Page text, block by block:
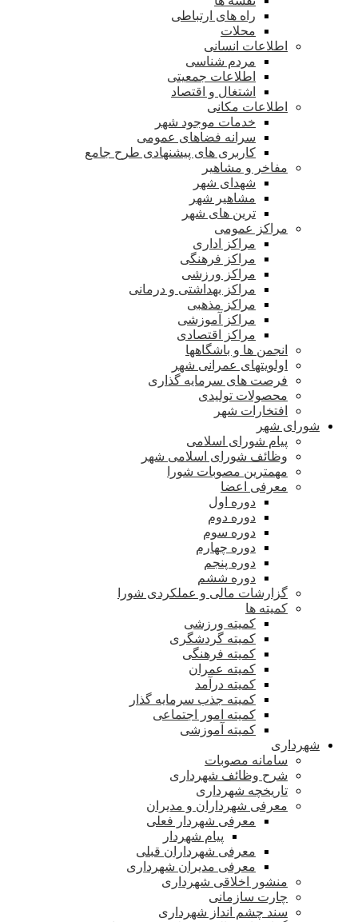
راه های ارتباطی
محلات
اطلاعات انسانی
مردم شناسی
اطلاعات جمعیتی
اشتغال و اقتصاد
اطلاعات مکانی
خدمات موجود شهر
سرانه فضاهای عمومی
کاربری های پیشنهادی طرح جامع
مفاخر و مشاهیر
شهدای شهر
مشاهیر شهر
ترین های شهر
مراکز عمومی
مراکز اداری
مراکز فرهنگی
مراکز ورزشی
مراکز بهداشتی و درمانی
مراکز مذهبی
مراکز آموزشی
مراکز اقتصادی
انجمن ها و باشگاهها
اولویتهای عمرانی شهر
فرصت های سرمایه گذاری
محصولات تولیدی
افتخارات شهر
شورای شهر
پیام شورای اسلامی
وظائف شورای اسلامی شهر
مهمترین مصوبات شورا
معرفی اعضا
دوره اول
دوره دوم
دوره سوم
دوره چهارم
دوره پنجم
دوره ششم
گزارشات مالی و عملکردی شورا
کمیته ها
کمیته ورزشی
کمیته گردشگری
کمیته فرهنگی
کمیته عمران
کمیته درآمد
کمیته جذب سرمایه گذار
کمیته امور اجتماعی
کمیته آموزشی
شهرداری
سامانه مصوبات
شرح وظائف شهرداری
تاریخچه شهرداری
معرفی شهرداران و مدیران
معرفی شهردار فعلی
پیام شهردار
معرفی شهرداران قبلی
معرفی مدیران شهرداری
منشور اخلاقی شهرداری
چارت سازمانی
سند چشم انداز شهرداری